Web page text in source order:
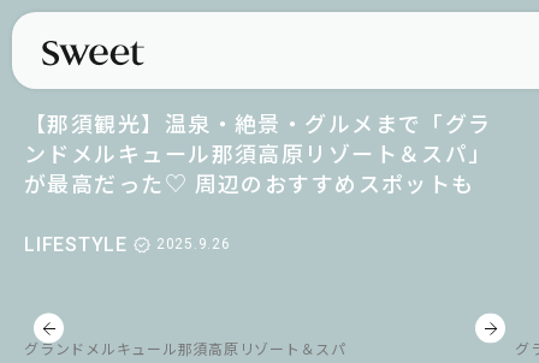
LIFESTYLE 2025.9.26
【那須観光】温泉・絶景・グルメまで「グラ
ンドメルキュール那須高原リゾート＆スパ」
が最高だった♡ 周辺のおすすめスポットも
グランドメルキュール那須高原リゾート＆スパ グ